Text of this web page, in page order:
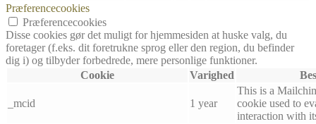
Præferencecookies
Præferencecookies
Disse cookies gør det muligt for hjemmesiden at huske valg, du
foretager (f.eks. dit foretrukne sprog eller den region, du befinder
dig i) og tilbyder forbedrede, mere personlige funktioner.
Cookie
Varighed
_mcid 1 year
This is a
cookie used to
interaction with